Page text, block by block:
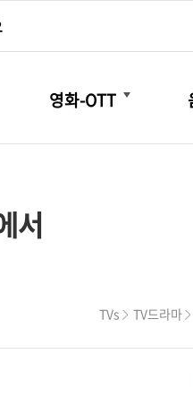
영화-OTT
더보기
서
TVs TV드라마